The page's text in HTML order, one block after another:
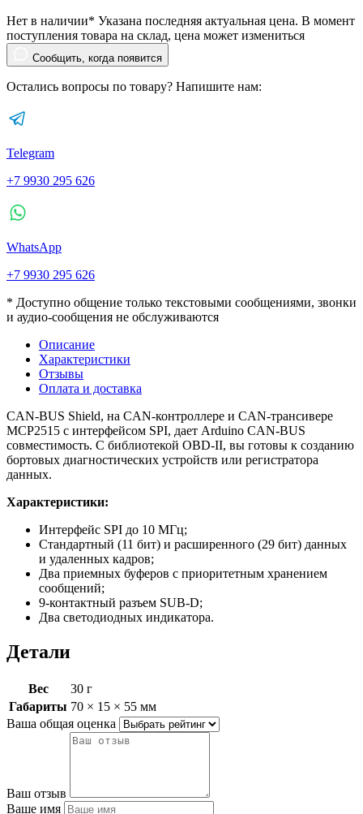
составляла
1
1
260₽.
Нет в наличии* Указана последняя актуальная цена. В момент
поступления товара на склад, цена может измениться
Сообщить, когда появится
Остались вопросы по товару? Напишите нам:
Telegram
+7 9930 295 626
WhatsApp
+7 9930 295 626
* Доступно общение только текстовыми сообщениями, звонки
и аудио-сообщения не обслуживаются
Описание
Характеристики
Отзывы
Оплата и доставка
CAN-BUS Shield, на CAN-контроллере и CAN-трансивере
MCP2515 с интерфейсом SPI, дает Arduino CAN-BUS
совместимость. С библиотекой OBD-II, вы готовы к созданию
бортовых диагностических устройств или регистратора
данных.
Характеристики:
Интерфейс SPI до 10 МГц;
Стандартный (11 бит) и расширенного (29 бит) данных
и удаленных кадров;
Два приемных буферов с приоритетным хранением
сообщений;
9-контактный разъем SUB-D;
Два светодиодных индикатора.
Детали
Вес
30 г
Габариты 70 × 15 × 55 мм
Ваша общая оценка
Ваш отзыв
Ваше имя